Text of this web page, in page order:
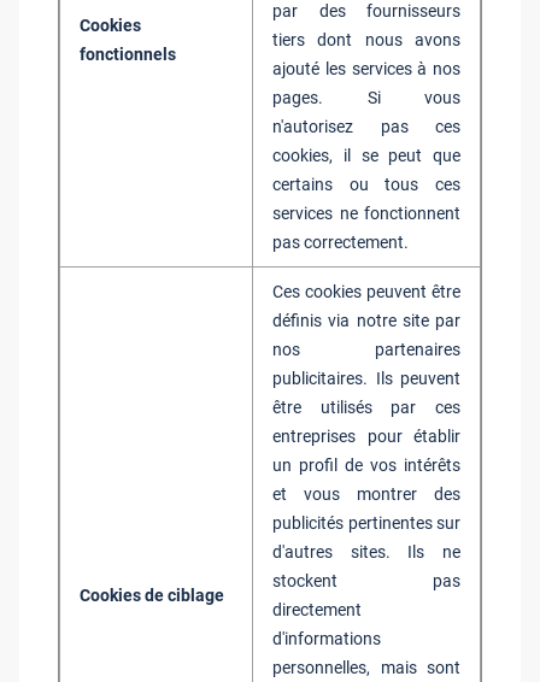
Cookies
fonctionnels
par des fournisseurs
tiers dont nous avons
ajouté les services à nos
pages. Si vous
n'autorisez pas ces
cookies, il se peut que
certains ou tous ces
services ne fonctionnent
pas correctement.
Cookies de ciblage
Ces cookies peuvent être
définis via notre site par
nos partenaires
publicitaires. Ils peuvent
être utilisés par ces
entreprises pour établir
un profil de vos intérêts
et vous montrer des
publicités pertinentes sur
d'autres sites. Ils ne
stockent pas
directement
d'informations
personnelles, mais sont